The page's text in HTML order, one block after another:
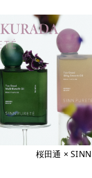
桜田通 ×